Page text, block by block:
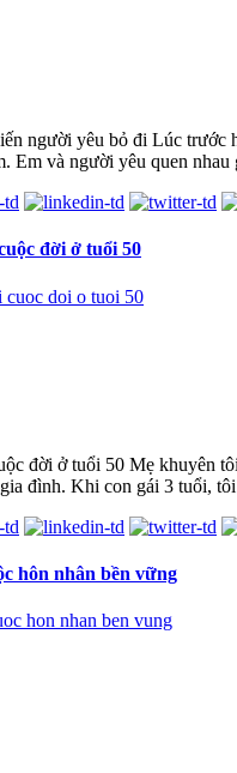
người yêu bỏ đi Lúc trước
Em và người yêu quen
đời ở tuổi 50
đời ở tuổi 50 Mẹ khuyên
đình. Khi con gái 3 tuổi,
hôn nhân bền vững